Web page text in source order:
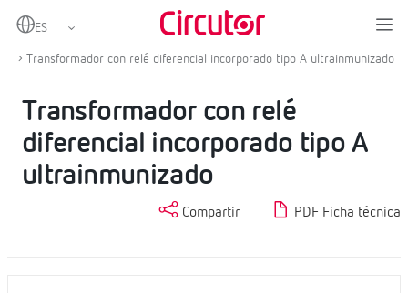
Home
Protección diferencial
Protección diferencial tipo A
Transformador con relé diferencial incorporado tipo A ultrainmunizado
Transformador con relé
diferencial incorporado tipo A
ultrainmunizado
Compartir PDF Ficha técnica